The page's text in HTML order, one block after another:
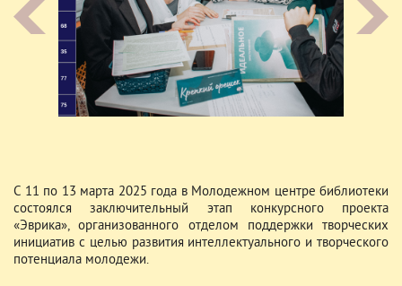
С 11 по 13 марта 2025 года в Молодежном центре библиотеки
состоялся заключительный этап конкурсного проекта
«Эврика», организованного отделом поддержки творческих
инициатив с целью развития интеллектуального и творческого
потенциала молодежи.